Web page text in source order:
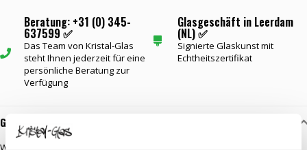
Beratung: +31 (0) 345-
637599 ✅
Das Team von Kristal-Glas
steht Ihnen jederzeit für eine
persönliche Beratung zur
Verfügung
Glasgeschäft in Leerdam
(NL) ✅
Signierte Glaskunst mit
Echtheitszertifikat
Glaskunst Beschreibung
Wunderschöne Skulptur aus klarem Kristall nach einem Entwurf des